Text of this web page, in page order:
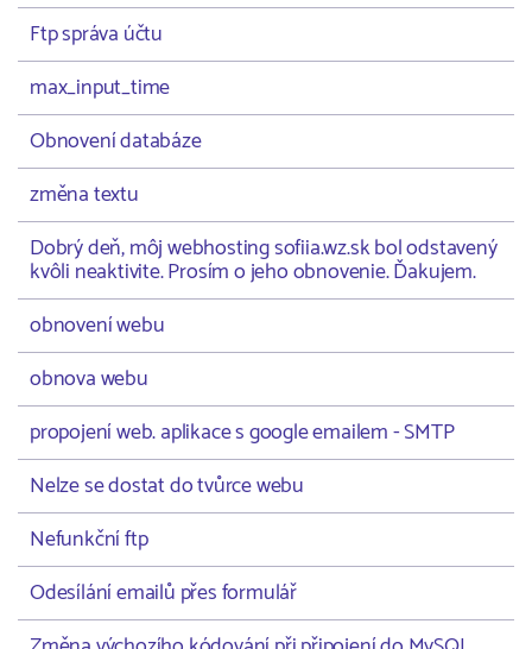
Ftp správa účtu
max_input_time
Obnovení databáze
změna textu
Dobrý deň, môj webhosting sofiia.wz.sk bol odstavený
kvôli neaktivite. Prosím o jeho obnovenie. Ďakujem.
obnovení webu
obnova webu
propojení web. aplikace s google emailem - SMTP
Nelze se dostat do tvůrce webu
Nefunkční ftp
Odesílání emailů přes formulář